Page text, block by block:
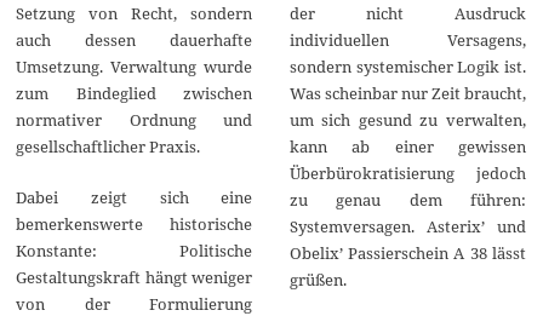
Setzung von Recht, sondern
auch dessen dauerhafte
Umsetzung. Verwaltung wurde
zum Bindeglied zwischen
normativer Ordnung und
gesellschaftlicher Praxis.
Dabei zeigt sich eine
bemerkenswerte historische
Konstante: Politische
Gestaltungskraft hängt weniger
von der Formulierung
der nicht Ausdruck
individuellen Versagens,
sondern systemischer Logik ist.
Was scheinbar nur Zeit braucht,
um sich gesund zu verwalten,
kann ab einer gewissen
Überbürokratisierung jedoch
zu genau dem führen:
Systemversagen. Asterix’ und
Obelix’ Passierschein A 38 lässt
grüßen.